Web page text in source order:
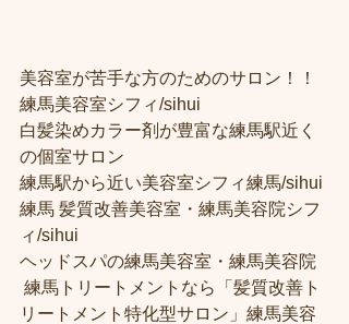
美容室が苦手な方のためのサロン！！
練馬美容室シフィ/sihui
白髪染めカラー剤が豊富な練馬駅近く
の個室サロン
練馬駅から近い美容室シフィ練馬/sihui
練馬 髪質改善美容室・練馬美容院シフ
ィ/sihui
ヘッドスパの練馬美容室・練馬美容院
リートメント特化型サロン」練馬美容